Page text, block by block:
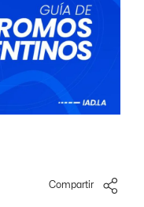
Compartir